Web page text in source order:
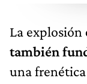
La explosión
también
una